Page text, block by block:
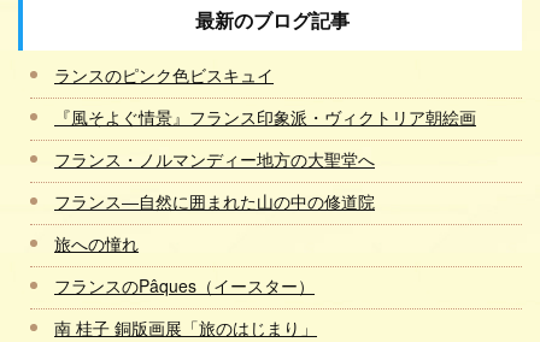
最新のブログ記事
ランスのピンク色ビスキュイ
『風そよぐ情景』フランス印象派・ヴィクトリア朝絵画
フランス・ノルマンディー地方の大聖堂へ
フランス―自然に囲まれた山の中の修道院
旅への憧れ
フランスのPâques（イースター）
南 桂子 銅版画展「旅のはじまり」